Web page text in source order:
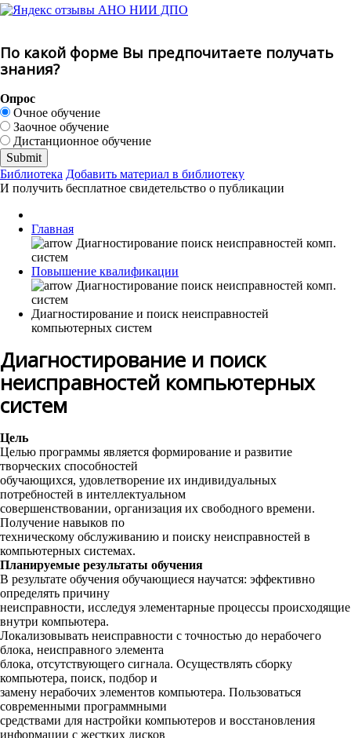
По какой форме Вы предпочитаете получать
знания?
Опрос
Очное обучение
Заочное обучение
Дистанционное обучение
Библиотека Добавить материал в библиотеку
И получить бесплатное свидетельство о публикации
Главная
Повышение квалификации
Диагностирование и поиск неисправностей
компьютерных систем
Диагностирование и поиск
неисправностей компьютерных
систем
Цель
Целью программы является формирование и развитие
творческих способностей
обучающихся, удовлетворение их индивидуальных
потребностей в интеллектуальном
совершенствовании, организация их свободного времени.
Получение навыков по
техническому обслуживанию и поиску неисправностей в
компьютерных системах.
Планируемые результаты обучения
В результате обучения обучающиеся научатся: эффективно
определять причину
неисправности, исследуя элементарные процессы происходящие
внутри компьютера.
Локализовывать неисправности с точностью до нерабочего
блока, неисправного элемента
блока, отсутствующего сигнала. Осуществлять сборку
компьютера, поиск, подбор и
замену нерабочих элементов компьютера. Пользоваться
современными программными
средствами для настройки компьютеров и восстановления
информации с жестких дисков